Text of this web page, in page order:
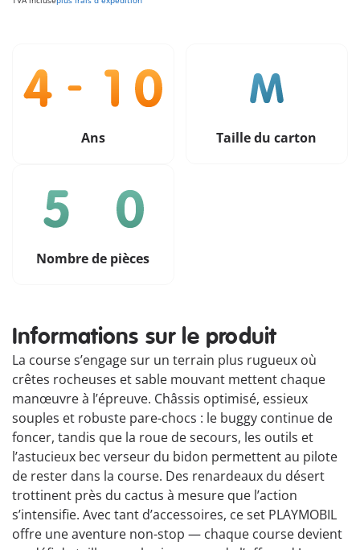
Ans Taille du carton
Nombre de pièces
Informations sur le produit
La course s’engage sur un terrain plus rugueux où
crêtes rocheuses et sable mouvant mettent chaque
manœuvre à l’épreuve. Châssis optimisé, essieux
souples et robuste pare-chocs : le buggy continue de
foncer, tandis que la roue de secours, les outils et
l’astucieux bec verseur du bidon permettent au pilote
de rester dans la course. Des renardeaux du désert
trottinent près du cactus à mesure que l’action
s’intensifie. Avec tant d’accessoires, ce set PLAYMOBIL
offre une aventure non-stop — chaque course devient